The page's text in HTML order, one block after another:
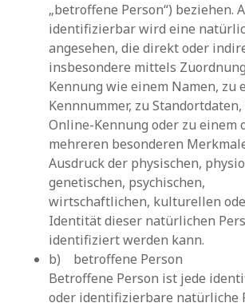
„betroffene Person“) beziehen.
identifizierbar wird eine
angesehen, die direkt oder
insbesondere mittels
Kennung wie einem Namen, zu
Kennnummer, zu
Online-Kennung oder zu einem
mehreren besonderen
Ausdruck der physischen,
genetischen, psychischen,
wirtschaftlichen, kulturellen
Identität dieser natürlichen
identifiziert werden kann.
b) betroffene Person
Betroffene Person ist jede
oder identifizierbare natürliche